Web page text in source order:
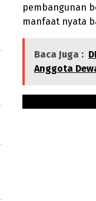
pembangunan
manfaat nyata
Baca Juga :
Anggota